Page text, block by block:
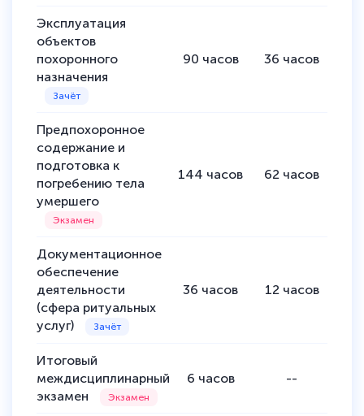
Эксплуатация
объектов
похоронного
назначения
90 часов 36 часов
Предпохоронное
содержание и
подготовка к
погребению тела
умершего
144 часов 62 часов
Документационное
обеспечение
деятельности
(сфера ритуальных
услуг)
36 часов 12 часов
Итоговый
междисциплинарный
экзамен
6 часов --